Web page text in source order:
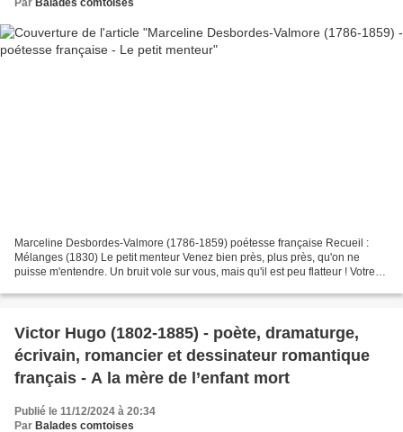
Marceline Desbordes-Valmore (1786-1859) poétesse française Recueil :
Mélanges (1830) Le petit menteur Venez bien près, plus près, qu'on ne
puisse m'entendre. Un bruit vole sur vous, mais qu'il est peu flatteur ! Votre
Victor Hugo (1802-1885) - poète, dramaturge,
écrivain, romancier et dessinateur romantique
français - A la mère de l’enfant mort
Publié le 11/12/2024 à 20:34
Par Balades comtoises